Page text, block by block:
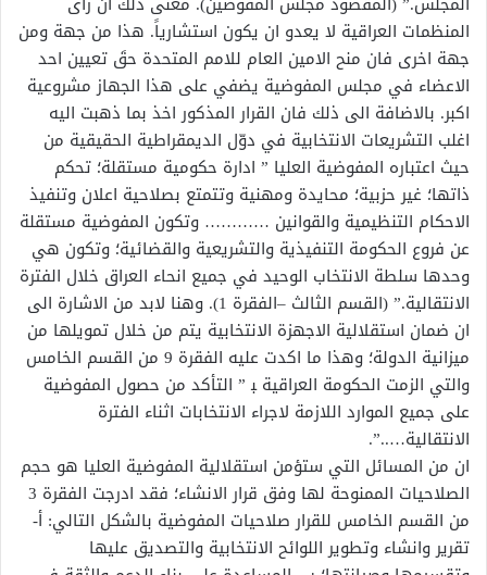
المنظمات العراقية لا يعدو ان يكون استشارياً. هذا من جهة ومن
جهة اخرى فان منح الامين العام للامم المتحدة حقَ تعيين احد
الاعضاء في مجلس المفوضية يضفي على هذا الجهاز مشروعية
اكبر. بالاضافة الى ذلك فان القرار المذكور اخذ بما ذهبت اليه
اغلب التشريعات الانتخابية في دوّل الديمقراطية الحقيقية من
حيث اعتباره المفوضية العليا ” ادارة حكومية مستقلة؛ تحكم
ذاتها؛ غير حزبية؛ محايدة ومهنية وتتمتع بصلاحية اعلان وتنفيذ
الاحكام التنظيمية والقوانين ………… وتكون المفوضية مستقلة
عن فروع الحكومة التنفيذية والتشريعية والقضائية؛ وتكون هي
وحدها سلطة الانتخاب الوحيد في جميع انحاء العراق خلال الفترة
الانتقالية.” (القسم الثالث –الفقرة 1). وهنا لابد من الاشارة الى
ان ضمان استقلالية الاجهزة الانتخابية يتم من خلال تمويلها من
ميزانية الدولة؛ وهذا ما اكدت عليه الفقرة 9 من القسم الخامس
والتي الزمت الحكومة العراقية ﺒ ” التأكد من حصول المفوضية
على جميع الموارد اللازمة لاجراء الانتخابات اثناء الفترة
الانتقالية…..”.
ان من المسائل التي ستؤمن استقلالية المفوضية العليا هو حجم
الصلاحيات الممنوحة لها وفق قرار الانشاء؛ فقد ادرجت الفقرة 3
من القسم الخامس للقرار صلاحيات المفوضية بالشكل التالي: أ-
تقرير وانشاء وتطوير اللوائح الانتخابية والتصديق عليها